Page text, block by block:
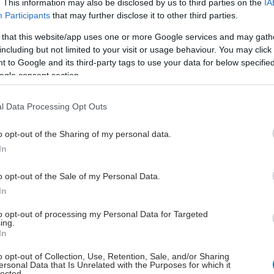
This information may also be disclosed by us to third parties on the
Participants that may further disclose it to other third parties.
that this website/app uses one or more Google services and may
but not limited to your visit or usage behaviour. You may
to Google and its third-party tags to use your data for below
consent section.
Data Processing Opt Outs
opt-out of the Sharing of my personal data.
opt-out of the Sale of my Personal Data.
opt-out of processing my Personal Data for Targeted
opt-out of Collection, Use, Retention, Sale, and/or Sharing
Data that Is Unrelated with the Purposes for which it
οστικής πυκνότητας ●
και μαστού, έλεγχος κιρσών ● Αφαίρεση
κύστεων, λιπωμάτων, σπίλων ● Τεστ
αιμορραγίας εντέρου (Πολύποδας) ● Έλεγχος
●Τεστ Παπ και ενδοκολπικός υπέρηχος ●
ανωμαλιών σε παιδιά (σκολίωση, κύφωση),
εξέταση ● Διάγνωση νευρολογικών παθήσεων
έλεγχο σπίλων.● Ανίχνευση Μαθησιακών
● Διατροφική αξιολόγηση – λιπομέτρηση ●
Κινδύνου Πτώσεων ● Πιστοποιημένο Σεμινάριο
Αναζωογόνησης ( Διάρκεια 4 ώρες